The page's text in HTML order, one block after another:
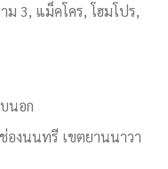
ม 3, แม็คโคร, โฮมโปร,
นอก
งนนทรี เขตยานนาวา